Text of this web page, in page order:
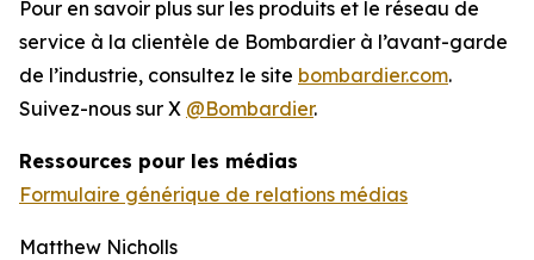
Pour en savoir plus sur les produits et le réseau de
service à la clientèle de Bombardier à l’avant-garde
de l’industrie, consultez le site bombardier.com.
Suivez-nous sur X @Bombardier.
Ressources pour les médias
Formulaire générique de relations médias
Matthew Nicholls